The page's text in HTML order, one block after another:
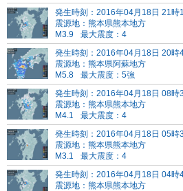
発生時刻：2016年04月18日 21時
震源地：熊本県熊本地方
M3.9
最大震度：4
発生時刻：2016年04月18日 20時
震源地：熊本県阿蘇地方
M5.8
最大震度：5強
発生時刻：2016年04月18日 08時
震源地：熊本県熊本地方
M4.1
最大震度：4
発生時刻：2016年04月18日 05時
震源地：熊本県熊本地方
M3.1
最大震度：4
発生時刻：2016年04月18日 04時
震源地：熊本県熊本地方